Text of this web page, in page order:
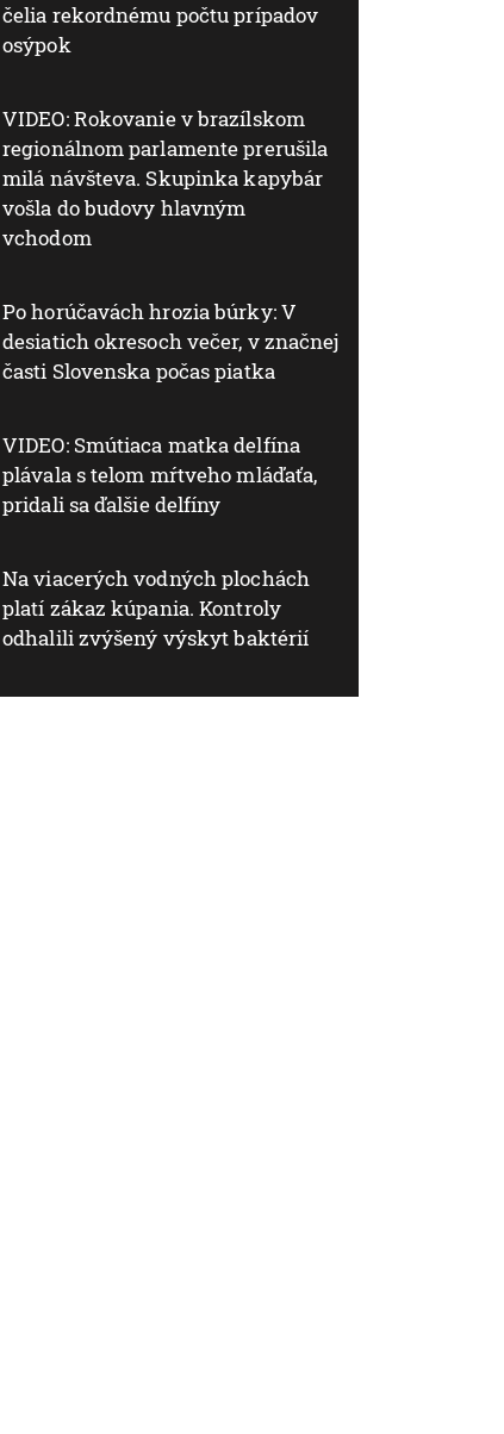
čelia rekordnému počtu prípadov
osýpok
VIDEO: Rokovanie v brazílskom
regionálnom parlamente prerušila
milá návšteva. Skupinka kapybár
vošla do budovy hlavným
vchodom
Po horúčavách hrozia búrky: V
desiatich okresoch večer, v značnej
časti Slovenska počas piatka
VIDEO: Smútiaca matka delfína
plávala s telom mŕtveho mláďaťa,
pridali sa ďalšie delfíny
Na viacerých vodných plochách
platí zákaz kúpania. Kontroly
odhalili zvýšený výskyt baktérií